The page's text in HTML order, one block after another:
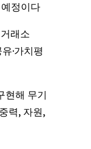
정이다
래소
·가치평
현해 무기
력, 자원,